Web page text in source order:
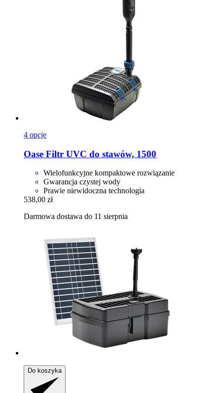
4 opcje
Oase Filtr UVC do stawów, 1500
Wielofunkcyjne kompaktowe rozwiązanie
Gwarancja czystej wody
Prawie niewidoczna technologia
538,00 zł
Darmowa dostawa do 11 sierpnia
Do koszyka